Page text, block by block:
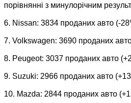
порівнянні з минулорічним
6. Nissan: 3834 проданих авто (-
7. Volkswagen: 3690 проданих
8. Peugeot: 3037 проданих авто
9. Suzuki: 2966 проданих авто
10. Mazda: 2844 проданих авто